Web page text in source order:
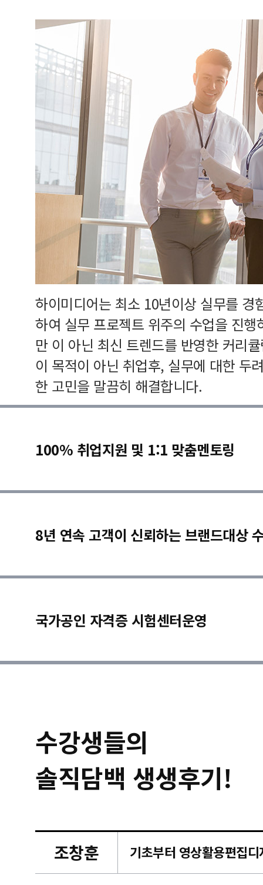
하이미디어는 최소 10년이상 실무를 경
하여 실무 프로젝트 위주의 수업을 진
만 이 아닌 최신 트렌드를 반영한 커리
이 목적이 아닌 취업후, 실무에 대한 두
한 고민을 말끔히 해결합니다.
100% 취업지원 및 1:1 맞춤멘토링
8년 연속 고객이 신뢰하는 브랜드대상
국가공인 자격증 시험센터운영
수강생들의
솔직담백 생생후기!
조창훈